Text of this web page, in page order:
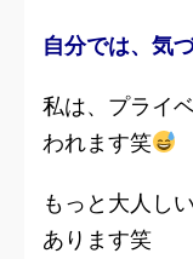
自分では、気
私は、プライ
われます笑
もっと大人し
あります笑